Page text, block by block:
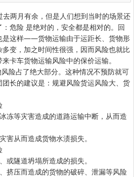
去两月有余，但是人们想到当时的场景还
危险 是绝对的，安全都是相对的。回
是这样——货物运输由于运距长、货物形
变，加之时间性很强，因而风险也就比
卡车货物运输风险中的保价运输。
险占了绝大部分。这种情况不预防就可
长的建议是：规避风险货运风险大、货
冻等灾害造成的道路运输中断，从而造
害从而造成货物水渍损失。
或隧道坍塌所造成的损失。
挤压而造成的货物的破碎、泄漏等风险